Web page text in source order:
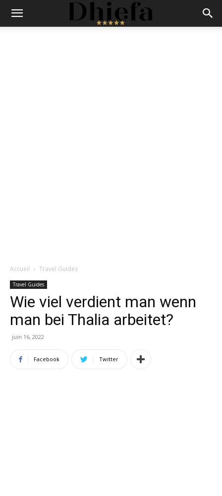
Accueil Travel Guides
Travel Guides
Wie viel verdient man wenn
man bei Thalia arbeitet?
juin 16, 2022
Facebook Twitter